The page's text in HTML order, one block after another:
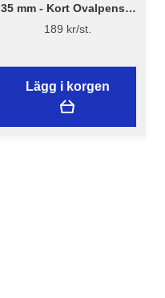
35 mm - Kort Ovalpensel
High Finish 1179 -
Flügger
189 kr/st.
Lägg i korgen